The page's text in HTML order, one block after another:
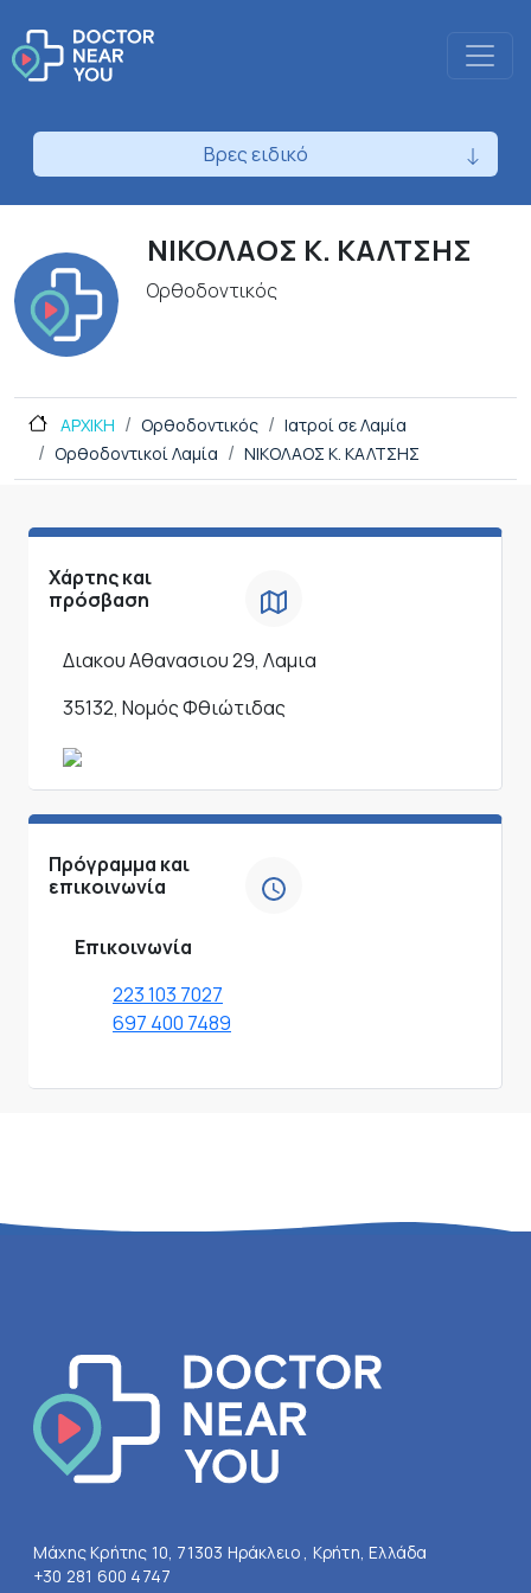
Βρες ειδικό
ΝΙΚΟΛΑΟΣ Κ. ΚΑΛΤΣΗΣ
Ορθοδοντικός
ΑΡΧΙΚΗ Ορθοδοντικός
Ιατροί σε Λαμία
Ορθοδοντικοί Λαμία
ΝΙΚΟΛΑΟΣ Κ. ΚΑΛΤΣΗΣ
Χάρτης και
πρόσβαση
Διακου Αθανασιου 29, Λαμια
35132, Νομός Φθιώτιδας
Πρόγραμμα και
επικοινωνία
Επικοινωνία
223 103 7027
697 400 7489
Μάχης Κρήτης 10, 71303 Ηράκλειο , Κρήτη, Ελλάδα
+30 281 600 4747